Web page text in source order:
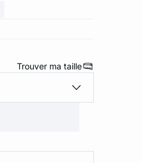
Trouver ma taille